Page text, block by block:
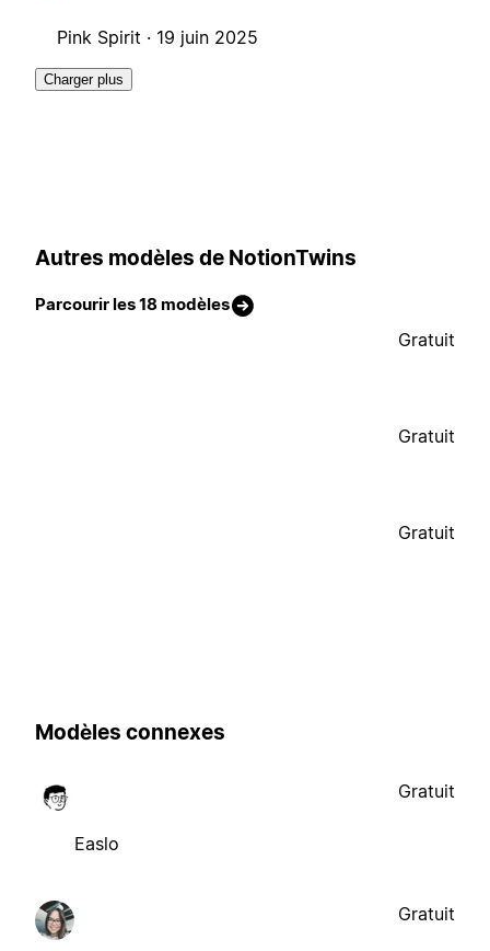
Pink Spirit · 19 juin 2025
Charger plus
Autres modèles de NotionTwins
Parcourir les 18 modèles
Gratuit
Gratuit
Gratuit
Modèles connexes
Easlo
Gratuit
Gratuit